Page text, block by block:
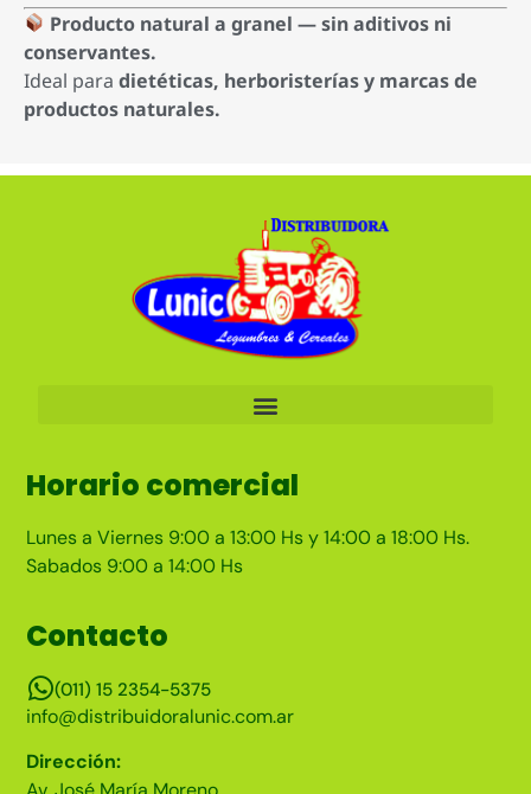
Producto natural a granel — sin aditivos ni
conservantes.
Ideal para dietéticas, herboristerías y marcas de
productos naturales.
Horario comercial
Lunes a Viernes 9:00 a 13:00 Hs y 14:00 a 18:00 Hs.
Sabados 9:00 a 14:00 Hs
Contacto
(011) 15 2354-5375
info@distribuidoralunic.com.ar
Dirección: